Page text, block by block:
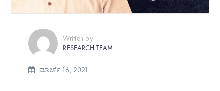
Written by
RESEARCH TEAM
ಮಾರ್ಚ್ 16, 2021